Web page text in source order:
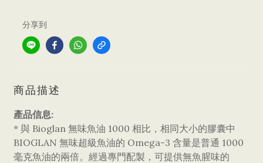
分享到
商品描述
產品信息:
* 與 Bioglan 無味魚油 1000 相比，相同大小的膠囊中
BIOGLAN 無味超級魚油的 Omega-3 含量是普通 1000
毫克魚油的兩倍。經過專門配製，可提供無魚腥味的